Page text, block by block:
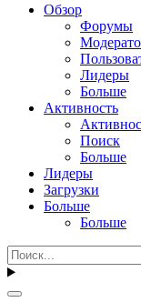
Обзор
Форумы
Лидеры
Больше
Активность
Поиск
Больше
Лидеры
Загрузки
Больше
Больше